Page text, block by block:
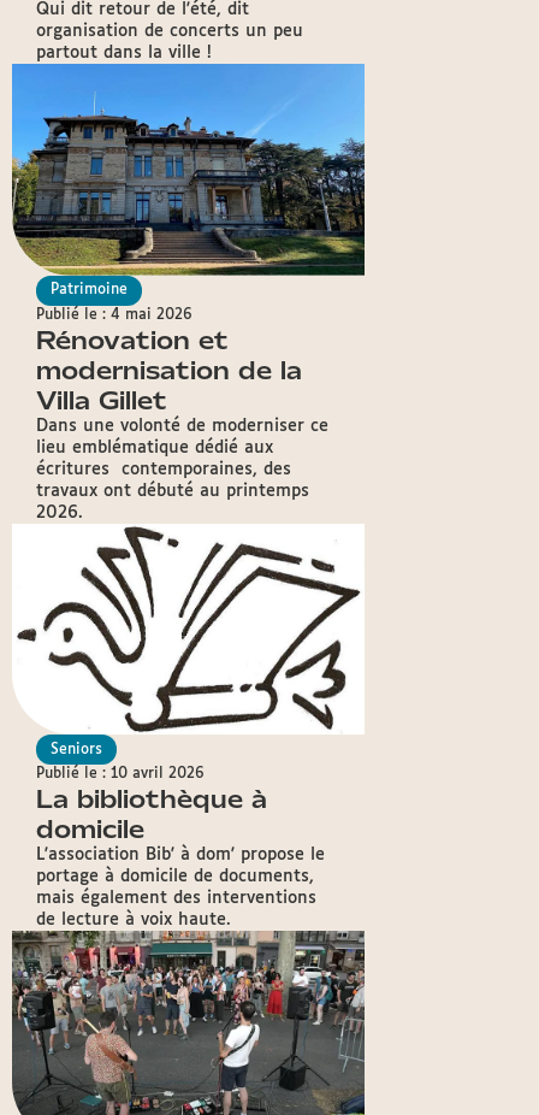
Qui dit retour de l'été, dit
organisation de concerts un peu
partout dans la ville !
Patrimoine
Publié le : 4 mai 2026
Rénovation et
modernisation de la
Villa Gillet
Dans une volonté de moderniser ce
lieu emblématique dédié aux
écritures contemporaines, des
travaux ont débuté au printemps
2026.
Seniors
Publié le : 10 avril 2026
La bibliothèque à
domicile
L'association Bib' à dom' propose le
portage à domicile de documents,
mais également des interventions
de lecture à voix haute.